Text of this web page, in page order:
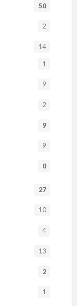
50
2
14
1
9
2
9
9
0
27
10
4
13
2
1